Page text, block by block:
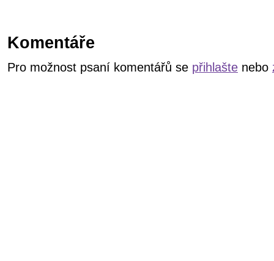
Komentáře
Pro možnost psaní komentářů se přihlašte nebo